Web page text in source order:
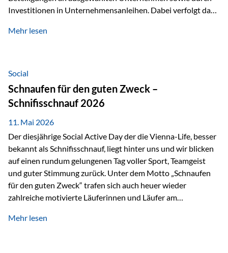
Investitionen in Unternehmensanleihen. Dabei verfolgt das
Marktbewegungen stehen im Fokus, sondern die
innerhalb der Private Wealth Police der Vienna-Life steht
der Oculus Value Capital Fund für einen langfristig
orientierten Value-Investing-Ansatz mit Fokus auf
fundamentale Unternehmensanalyse und nachhaltige
Wertentwicklung. Der Investmentansatz: Value Investing
mit Weitblick Im Zentrum steht ein…
Mehr lesen
Social
Schnaufen für den guten Zweck –
Schnifisschnauf 2026
11. Mai 2026
Der diesjährige Social Active Day der die Vienna-Life, besser
bekannt als Schnifisschnauf, liegt hinter uns und wir blicken
auf einen rundum gelungenen Tag voller Sport, Teamgeist
und guter Stimmung zurück. Unter dem Motto „Schnaufen
für den guten Zweck“ trafen sich auch heuer wieder
zahlreiche motivierte Läuferinnen und Läufer am
Höchstleistungen für einen guten Zweck zu erbringen. Mit
Mehr lesen